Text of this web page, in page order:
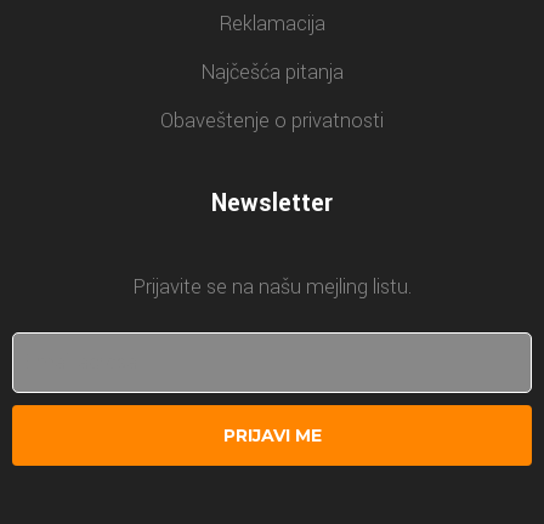
Reklamacija
Najčešća pitanja
Obaveštenje o privatnosti
Newsletter
Prijavite se na našu mejling listu.
PRIJAVI ME